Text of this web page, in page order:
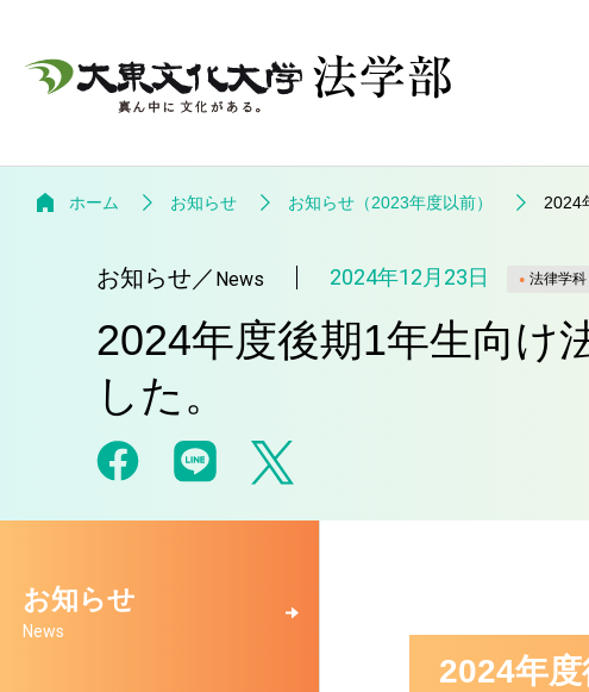
ホーム お知らせ お知らせ（2023年度以前） 2024
お知らせ／ News 2024年12月23日 法律学科
2024年度後期1年生向け
した。
お知らせ
News
2024年